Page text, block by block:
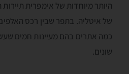
היותר מיוחדות של אימפרית
של איטליה. בתפר שבין רכס
כמה אתרים בהם מעיינות חמים
שונים.